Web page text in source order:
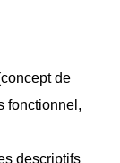
de
fonctionnel,
descriptifs